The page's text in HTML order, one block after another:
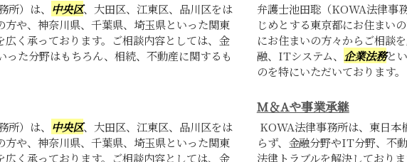
）は、 中央区、大田区、江東区、品川区をは
方や、神奈川県、千葉県、埼玉県といった関東
広く承っております。ご相談内容としては、金
った分野はもちろん、相続、不動産に関するも
弁護士池田聡（KOWA法律事務
じめとする東京都にお住まい
にお住まいの方々からご相談
融、ITシステム、 企業法務と
のを特にいただいております。
）は、 中央区、大田区、江東区、品川区をは
方や、神奈川県、千葉県、埼玉県といった関東
広く承っております。ご相談内容としては、金
M＆Aや事業承継
KOWA法律事務所は、東日本
らず、金融分野やIT分野、不
法律トラブルを解決しており